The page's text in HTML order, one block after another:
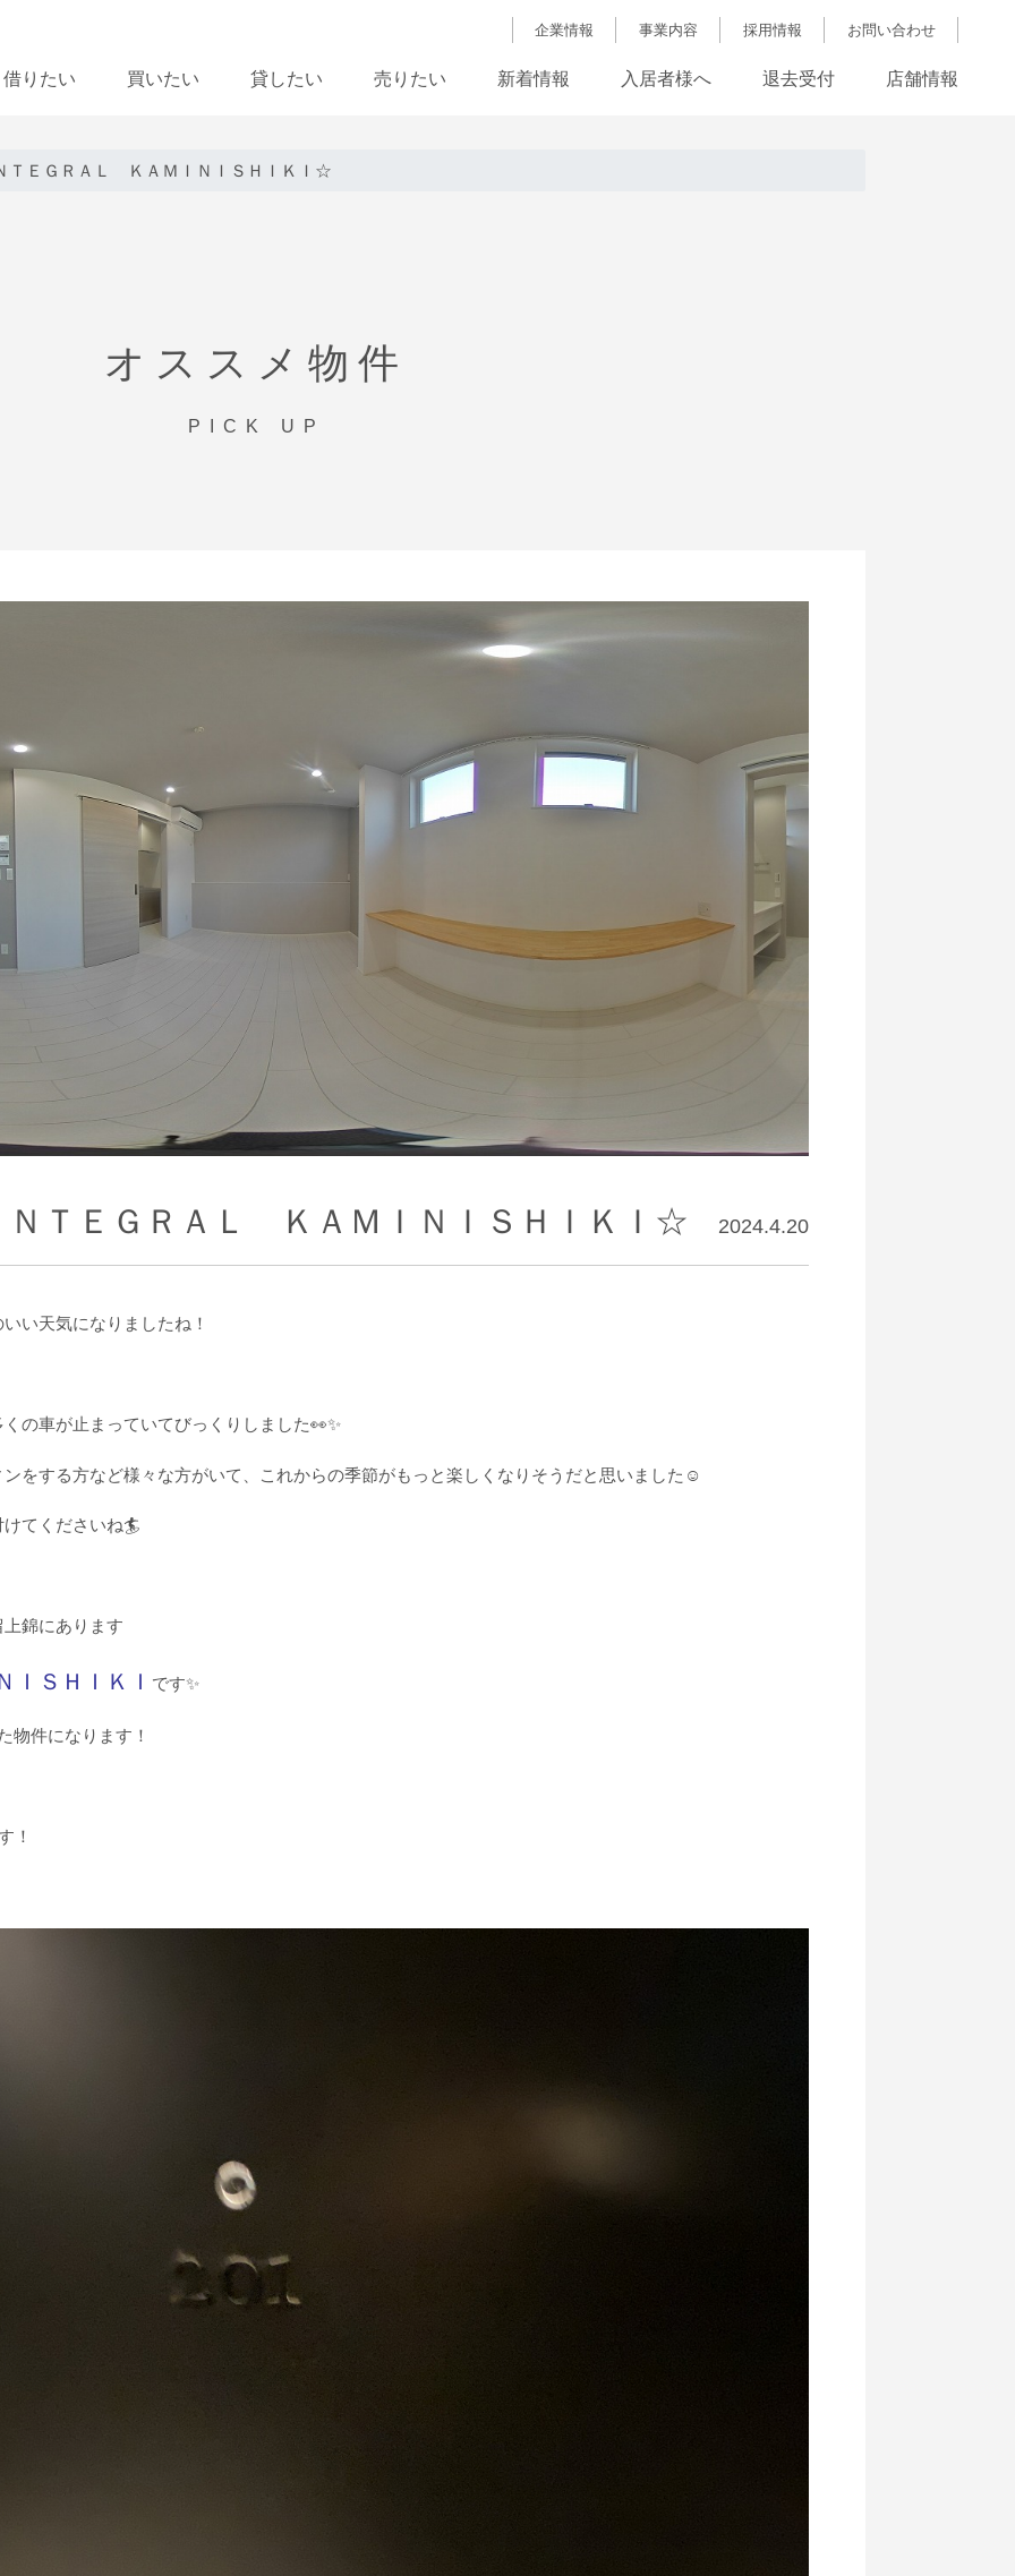
借りたい 買いたい 貸したい 売りたい 新着情報 入居者様へ 退去受付 店舗情報
企業情報 事業内容 採用情報 お問い合わせ
ＥＧＲＡＬ ＫＡＭＩＮＩＳＨＩＫＩ☆
オススメ物件
PICK UP
ＴＥＧＲＡＬ ＫＡＭＩＮＩＳＨＩＫＩ☆ 2024.4.20
い天気になりましたね！
の車が止まっていてびっくりしました👀✨
をする方など様々な方がいて、これからの季節がもっと楽しくなりそうだと思いました☺
てくださいね🏄
錦にあります
ＳＨＩＫＩ です✨
物件になります！
！